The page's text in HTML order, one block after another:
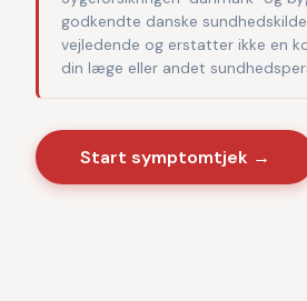
godkendte danske
vejledende og erstatter ikke en
din læge eller andet
Start symptomtjek →